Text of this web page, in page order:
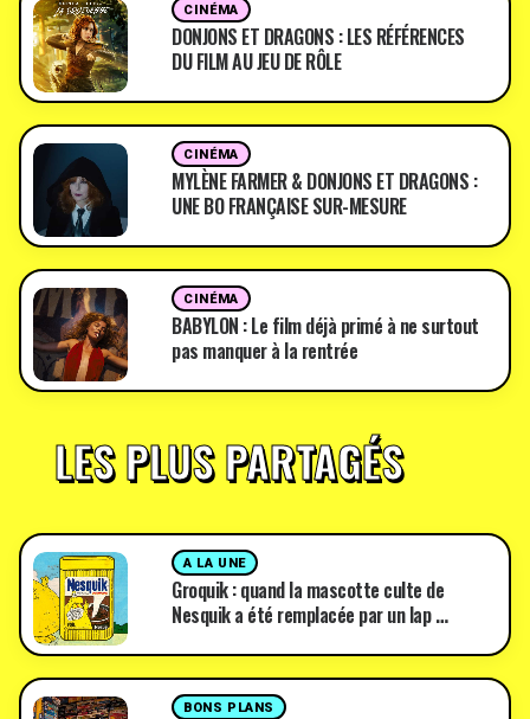
CINÉMA
DONJONS ET DRAGONS : LES RÉFÉRENCES
DU FILM AU JEU DE RÔLE
CINÉMA
MYLÈNE FARMER & DONJONS ET DRAGONS :
UNE BO FRANÇAISE SUR-MESURE
CINÉMA
BABYLON : Le film déjà primé à ne surtout
pas manquer à la rentrée
LES PLUS PARTAGÉS
A LA UNE
Groquik : quand la mascotte culte de
Nesquik a été remplacée par un lap …
BONS PLANS